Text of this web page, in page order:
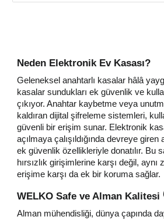
Neden Elektronik Ev Kasası?
Geleneksel anahtarlı kasalar hâlâ
kasalar sundukları ek güvenlik ve
çıkıyor. Anahtar kaybetme veya
kaldıran dijital şifreleme sistemleri,
güvenli bir erişim sunar. Elektronik
açılmaya çalışıldığında devreye
ek güvenlik özellikleriyle donatılır. Bu
hırsızlık girişimlerine karşı değil,
erişime karşı da ek bir koruma sağlar.
WELKO Safe ve Alman
Alman mühendisliği, dünya çapında